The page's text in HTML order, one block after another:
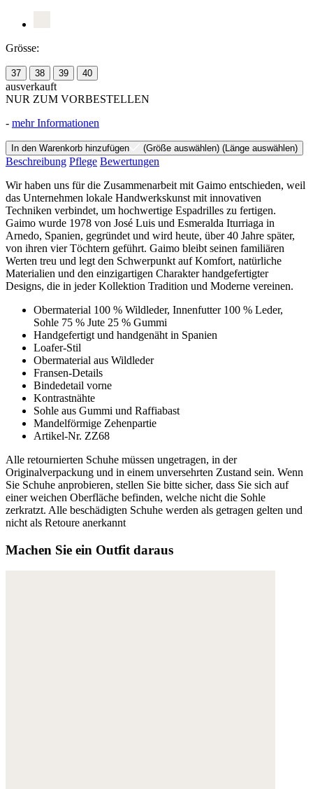
Grösse:
37 38 39 40
ausverkauft
NUR ZUM VORBESTELLEN
- mehr Informationen
In den Warenkorb hinzufügen (Größe auswählen) (Länge auswählen)
Beschreibung Pflege Bewertungen
Wir haben uns für die Zusammenarbeit mit Gaimo entschieden, weil
das Unternehmen lokale Handwerkskunst mit innovativen
Techniken verbindet, um hochwertige Espadrilles zu fertigen.
Gaimo wurde 1978 von José Luis und Esmeralda Iturriaga in
Arnedo, Spanien, gegründet und wird heute, über 40 Jahre später,
von ihren vier Töchtern geführt. Gaimo bleibt seinen familiären
Werten treu und legt den Schwerpunkt auf Komfort, natürliche
Materialien und den einzigartigen Charakter handgefertigter
Designs, die in jeder Kollektion Tradition und Moderne vereinen.
Obermaterial 100 % Wildleder, Innenfutter 100 % Leder,
Sohle 75 % Jute 25 % Gummi
Handgefertigt und handgenäht in Spanien
Loafer-Stil
Obermaterial aus Wildleder
Fransen-Details
Bindedetail vorne
Kontrastnähte
Sohle aus Gummi und Raffiabast
Mandelförmige Zehenpartie
Artikel-Nr. ZZ68
Alle retournierten Schuhe müssen ungetragen, in der
Originalverpackung und in einem unversehrten Zustand sein. Wenn
Sie Schuhe anprobieren, stellen Sie bitte sicher, dass Sie sich auf
einer weichen Oberfläche befinden, welche nicht die Sohle
zerkratzt. Alle beschädigten Schuhe werden als getragen gelten und
nicht als Retoure anerkannt
Machen Sie ein Outfit daraus